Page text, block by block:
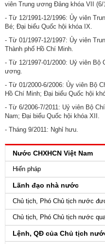
viên Trung ương Đảng khóa VII (6/
- Từ 12/1991-12/1996: Ủy viên
Bé; Đại biểu Quốc hội khóa IX.
- Từ 01/1997-12/1997: Ủy viên
Thành phố Hồ Chí Minh.
- Từ 12/1997-01/2000: Uỷ viên Bộ
ương.
- Từ 01/2000-6/2006: Ủy viên Bộ
Hồ Chí Minh; Đại biểu Quốc hội
- Từ 6/2006-7/2011: Uỷ viên Bộ
Nam; Đại biểu Quốc hội khóa XII.
- Tháng 9/2011: Nghỉ hưu.
Nước CHXHCN Việt Nam
Hiến pháp
Lãnh đạo nhà nước
Chủ tịch, Phó Chủ tịch nước
Chủ tịch, Phó Chủ tịch nước
Lệnh, QĐ của Chủ tịch